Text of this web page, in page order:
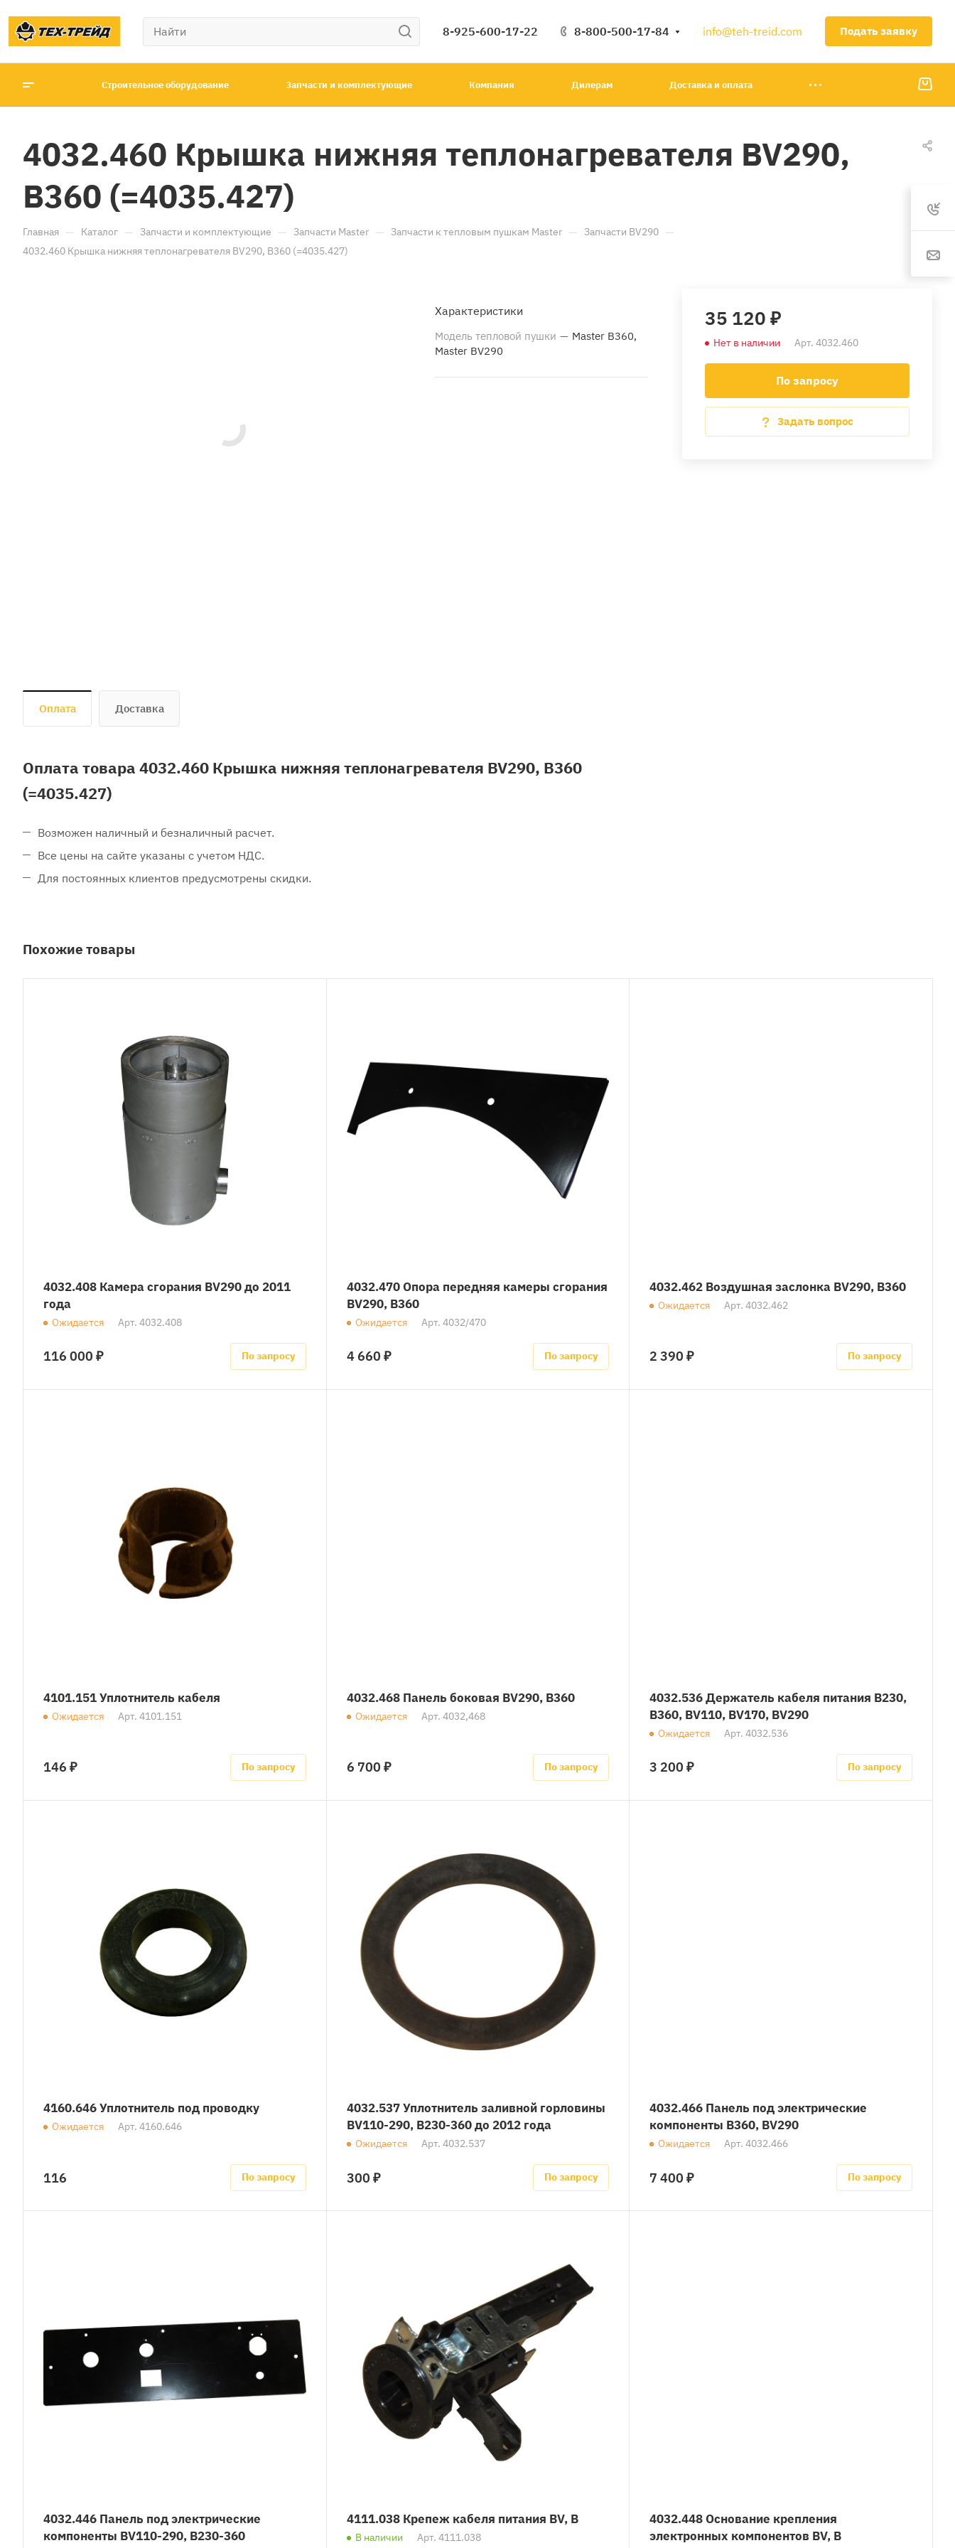
8-925-600-17-22 8-800-500-17-84 info@teh-treid.com Подать заявку
Строительное оборудование Запчасти и комплектующие Компания Дилерам Доставка и оплата
4032.460 Крышка нижняя теплонагревателя BV290,
B360 (=4035.427)
Главная — Каталог — Запчасти и комплектующие — Запчасти Master — Запчасти к тепловым пушкам Master — Запчасти BV290 —
4032.460 Крышка нижняя теплонагревателя BV290, B360 (=4035.427)
35 120 ₽
Нет в наличии Арт. 4032.460
По запросу
Задать вопрос
Характеристики
Модель тепловой пушки — Master B360,
Master BV290
Оплата Доставка
Оплата товара 4032.460 Крышка нижняя теплонагревателя BV290, B360
(=4035.427)
Возможен наличный и безналичный расчет.
Все цены на сайте указаны с учетом НДС.
Для постоянных клиентов предусмотрены скидки.
Похожие товары
4032.408 Камера сгорания BV290 до 2011
года
Ожидается Арт. 4032.408
116 000 ₽ По запросу
4032.470 Опора передняя камеры сгорания
BV290, B360
Ожидается Арт. 4032/470
4 660 ₽ По запросу
4032.462 Воздушная заслонка BV290, B360
Ожидается Арт.4032.462
2 390 ₽ По запросу
4101.151 Уплотнитель кабеля
Ожидается Арт. 4101.151
146 ₽ По запросу
4032.468 Панель боковая BV290, B360
Ожидается Арт. 4032,468
6 700 ₽ По запросу
4032.536 Держатель кабеля питания B230,
B360, BV110, BV170, BV290
Ожидается Арт.4032.536
3 200 ₽ По запросу
4160.646 Уплотнитель под проводку
Ожидается Арт. 4160.646
116 По запросу
4032.537 Уплотнитель заливной горловины
BV110-290, B230-360 до 2012 года
Ожидается Арт. 4032.537
300 ₽ По запросу
4032.466 Панель под электрические
компоненты B360, BV290
Ожидается Арт.4032.466
7 400 ₽ По запросу
4032.446 Панель под электрические
компоненты BV110-290, B230-360
4111.038 Крепеж кабеля питания BV, B
В наличии Арт. 4111.038
4032.448 Основание крепления
электронных компонентов BV, B